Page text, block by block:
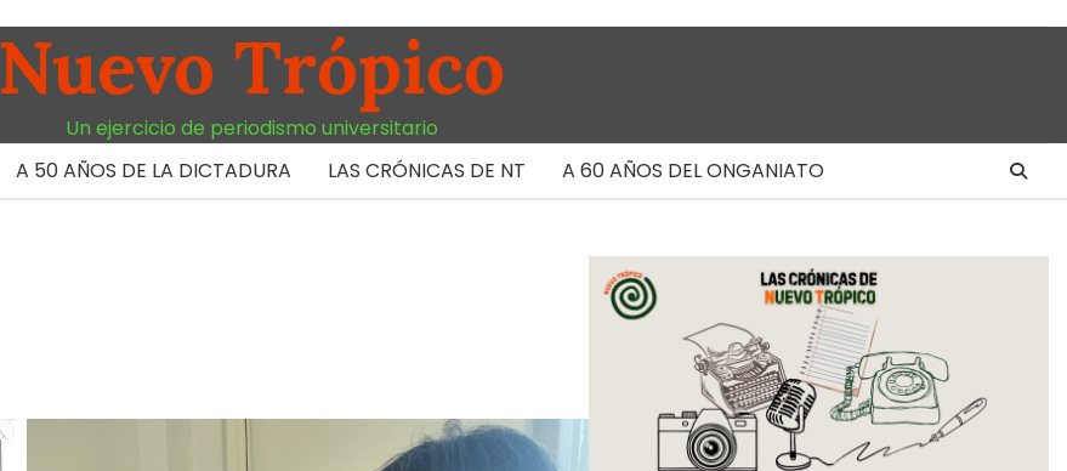
Nuevo Trópico
Un ejercicio de periodismo universitario
A 50 AÑOS DE LA DICTADURA LAS CRÓNICAS DE NT A 60 AÑOS DEL ONGANIATO